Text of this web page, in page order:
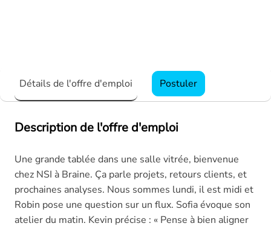
Détails de l'offre d'emploi Postuler
Description de l'offre d'emploi
Une grande tablée dans une salle vitrée, bienvenue
chez NSI à Braine. Ça parle projets, retours clients, et
prochaines analyses. Nous sommes lundi, il est midi et
Robin pose une question sur un flux. Sofia évoque son
atelier du matin. Kevin précise : « Pense à bien aligner